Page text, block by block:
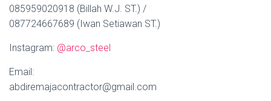
085959020918 (Billah W.J. ST.) /
087724667689 (Iwan Setiawan ST.)
Instagram: @arco_steel
Email:
abdiremajacontractor@gmail.com